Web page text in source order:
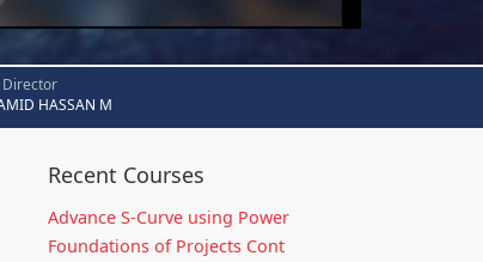
HASSAN M
Recent Courses
Advance S-Curve using Power
Foundations of Projects Cont